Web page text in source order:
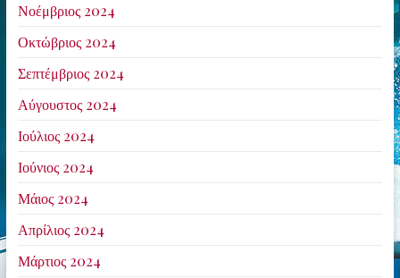
Νοέμβριος 2024
Οκτώβριος 2024
Σεπτέμβριος 2024
Αύγουστος 2024
Ιούλιος 2024
Ιούνιος 2024
Μάιος 2024
Απρίλιος 2024
Μάρτιος 2024